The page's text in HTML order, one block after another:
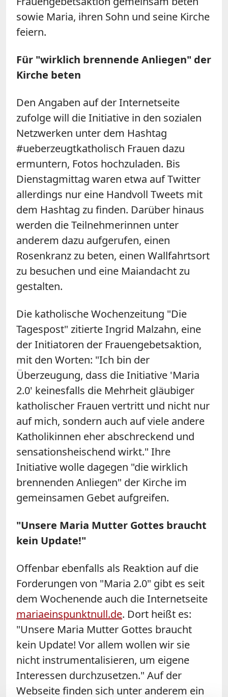
sowie Maria, ihren Sohn und seine Kirche
feiern.
Für "wirklich brennende Anliegen" der
Kirche beten
Den Angaben auf der Internetseite
zufolge will die Initiative in den sozialen
Netzwerken unter dem Hashtag
#ueberzeugtkatholisch Frauen dazu
ermuntern, Fotos hochzuladen. Bis
Dienstagmittag waren etwa auf Twitter
allerdings nur eine Handvoll Tweets mit
dem Hashtag zu finden. Darüber hinaus
werden die Teilnehmerinnen unter
anderem dazu aufgerufen, einen
Rosenkranz zu beten, einen Wallfahrtsort
zu besuchen und eine Maiandacht zu
gestalten.
Die katholische Wochenzeitung "Die
Tagespost" zitierte Ingrid Malzahn, eine
der Initiatoren der Frauengebetsaktion,
mit den Worten: "Ich bin der
Überzeugung, dass die Initiative 'Maria
2.0' keinesfalls die Mehrheit gläubiger
katholischer Frauen vertritt und nicht nur
auf mich, sondern auch auf viele andere
Katholikinnen eher abschreckend und
sensationsheischend wirkt." Ihre
Initiative wolle dagegen "die wirklich
brennenden Anliegen" der Kirche im
gemeinsamen Gebet aufgreifen.
"Unsere Maria Mutter Gottes braucht
kein Update!"
Offenbar ebenfalls als Reaktion auf die
Forderungen von "Maria 2.0" gibt es seit
dem Wochenende auch die Internetseite
mariaeinspunktnull.de. Dort heißt es:
"Unsere Maria Mutter Gottes braucht
kein Update! Vor allem wollen wir sie
nicht instrumentalisieren, um eigene
Interessen durchzusetzen." Auf der
Webseite finden sich unter anderem ein